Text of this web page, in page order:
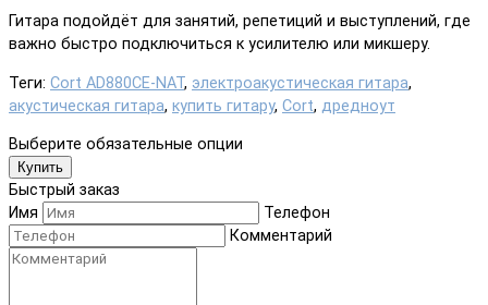
Гитара подойдёт для занятий, репетиций и выступлений, где
важно быстро подключиться к усилителю или микшеру.
Теги: Cort AD880CE-NAT, электроакустическая гитара,
акустическая гитара, купить гитару, Cort, дредноут
Выберите обязательные опции
Купить
Быстрый заказ
Имя
Телефон
Комментарий